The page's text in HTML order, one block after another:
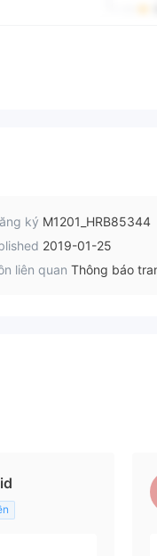
ký M1201_HRB85344
2019-01-25
liên quan Thông báo